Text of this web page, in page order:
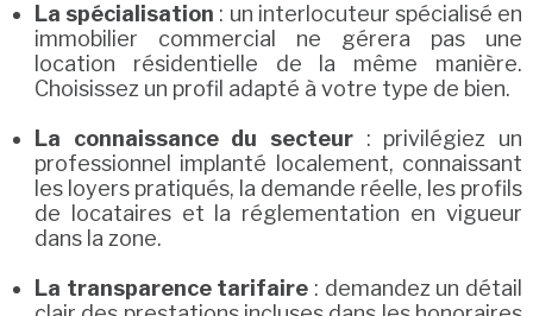
La spécialisation : un interlocuteur spécialisé en
immobilier commercial ne gérera pas une
location résidentielle de la même manière.
Choisissez un profil adapté à votre type de bien.
La connaissance du secteur : privilégiez un
professionnel implanté localement, connaissant
les loyers pratiqués, la demande réelle, les profils
de locataires et la réglementation en vigueur
dans la zone.
La transparence tarifaire : demandez un détail